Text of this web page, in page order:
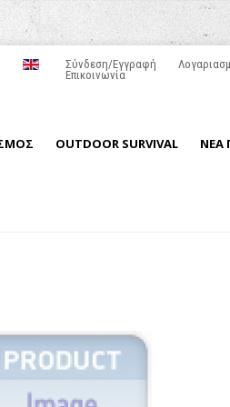
Σύνδεση/Εγγραφή
Επικοινωνία
OUTDOOR SURVIVAL ΝΕΑ